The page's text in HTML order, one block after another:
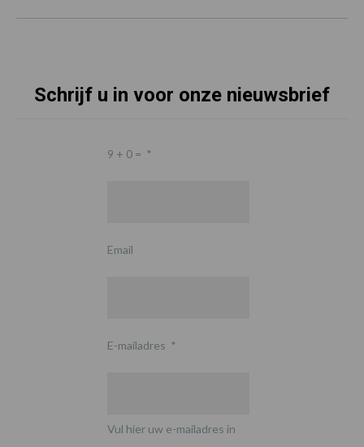
Schrijf u in voor onze nieuwsbrief
9 + 0 = *
Email
E-mailadres *
Vul hier uw e-mailadres in